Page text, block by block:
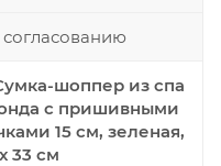
шоппер из спа
с пришивными
15 см, зеленая,
33 см